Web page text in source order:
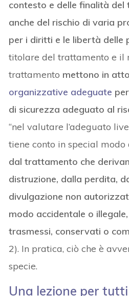
contesto e delle finalità
anche del rischio di varia
per i diritti e le libertà delle
titolare del trattamento e il
trattamento mettono in atto
organizzative adeguate
di sicurezza adeguato al
“nel valutare l’adeguato
tiene conto in special modo
dal trattamento che
distruzione, dalla perdita,
divulgazione non
modo accidentale o
trasmessi, conservati o
2). In pratica, ciò che è
specie.
Una lezione per tutti